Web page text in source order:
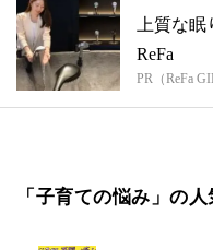
上質な
ReFa
PR（ReFa
「子育ての悩み」の